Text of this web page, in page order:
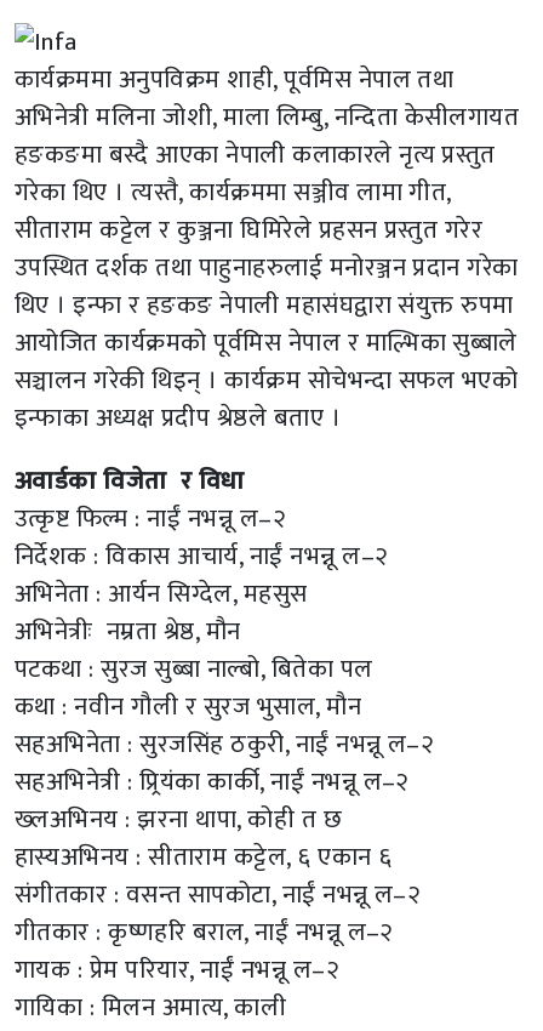
कार्यक्रममा अनुपविक्रम शाही, पूर्वमिस नेपाल तथा
अभिनेत्री मलिना जोशी, माला लिम्बु, नन्दिता केसीलगायत
हङकङमा बस्दै आएका नेपाली कलाकारले नृत्य प्रस्तुत
गरेका थिए । त्यस्तै, कार्यक्रममा सञ्जीव लामा गीत,
सीताराम कट्टेल र कुञ्जना घिमिरेले प्रहसन प्रस्तुत गरेर
उपस्थित दर्शक तथा पाहुनाहरुलाई मनोरञ्जन प्रदान गरेका
थिए । इन्फा र हङकङ नेपाली महासंघद्वारा संयुक्त रुपमा
आयोजित कार्यक्रमको पूर्वमिस नेपाल र माल्भिका सुब्बाले
सञ्चालन गरेकी थिइन् । कार्यक्रम सोचेभन्दा सफल भएको
इन्फाका अध्यक्ष प्रदीप श्रेष्ठले बताए ।
अवार्डका विजेता र विधा
उत्कृष्ट फिल्म : नाईं नभन्नू ल–२
निर्देशक : विकास आचार्य, नाईं नभन्नू ल–२
अभिनेता : आर्यन सिग्देल, महसुस
अभिनेत्रीः नम्रता श्रेष्ठ, मौन
पटकथा : सुरज सुब्बा नाल्बो, बितेका पल
कथा : नवीन गौली र सुरज भुसाल, मौन
सहअभिनेता : सुरजसिंह ठकुरी, नाईं नभन्नू ल–२
सहअभिनेत्री : प्र्रियंका कार्की, नाईं नभन्नू ल–२
ख्लअभिनय : झरना थापा, कोही त छ
हास्यअभिनय : सीताराम कट्टेल, ६ एकान ६
संगीतकार : वसन्त सापकोटा, नाईं नभन्नू ल–२
गीतकार : कृष्णहरि बराल, नाईं नभन्नू ल–२
गायक : प्रेम परियार, नाईं नभन्नू ल–२
गायिका : मिलन अमात्य, काली